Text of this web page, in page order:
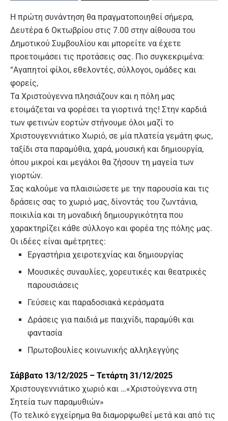
Η πρώτη συνάντηση θα πραγματοποιηθεί σήμερα,
Δευτέρα 6 Οκτωβρίου στις 7.00 στην αίθουσα του
Δημοτικού Συμβουλίου και μπορείτε να έχετε
προετοιμάσει τις προτάσεις σας. Πιο συγκεκριμένα:
“Αγαπητοί φίλοι, εθελοντές, σύλλογοι, ομάδες και
φορείς,
Τα Χριστούγεννα πλησιάζουν και η πόλη μας
ετοιμάζεται να φορέσει τα γιορτινά της! Στην καρδιά
των φετινών εορτών στήνουμε όλοι μαζί το
Χριστουγεννιάτικο Χωριό, σε μία πλατεία γεμάτη φως,
ταξίδι στα παραμύθια, χαρά, μουσική και δημιουργία,
όπου μικροί και μεγάλοι θα ζήσουν τη μαγεία των
γιορτών.
Σας καλούμε να πλαισιώσετε με την παρουσία και τις
δράσεις σας το χωριό μας, δίνοντάς του ζωντάνια,
ποικιλία και τη μοναδική δημιουργικότητα που
χαρακτηρίζει κάθε σύλλογο και φορέα της πόλης μας.
Οι ιδέες είναι αμέτρητες:
Εργαστήρια χειροτεχνίας και δημιουργίας
Μουσικές συναυλίες, χορευτικές και θεατρικές
παρουσιάσεις
Γεύσεις και παραδοσιακά κεράσματα
Δράσεις για παιδιά με παιχνίδι, παραμύθι και
φαντασία
Πρωτοβουλίες κοινωνικής αλληλεγγύης
Σάββατο 13/12/2025 – Τετάρτη 31/12/2025
Χριστουγεννιάτικο χωριό και …«Χριστούγεννα στη
Σητεία των παραμυθιών»
(Το τελικό εγχείρημα θα διαμορφωθεί μετά και από τις